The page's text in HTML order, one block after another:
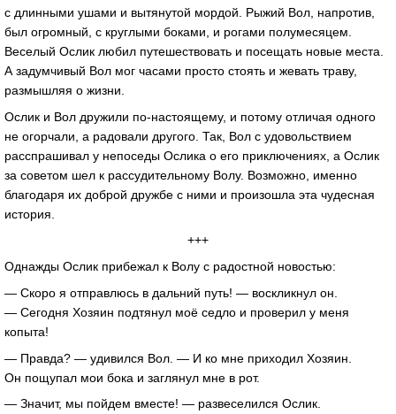
с длинными ушами и вытянутой мордой. Рыжий Вол, напротив,
был огромный, с круглыми боками, и рогами полумесяцем.
Веселый Ослик любил путешествовать и посещать новые места.
А задумчивый Вол мог часами просто стоять и жевать траву,
размышляя о жизни.
Ослик и Вол дружили по-настоящему, и потому отличая одного
не огорчали, а радовали другого. Так, Вол с удовольствием
расспрашивал у непоседы Ослика о его приключениях, а Ослик
за советом шел к рассудительному Волу. Возможно, именно
благодаря их доброй дружбе с ними и произошла эта чудесная
история.
+++
Однажды Ослик прибежал к Волу с радостной новостью:
— Скоро я отправлюсь в дальний путь! — воскликнул он.
— Сегодня Хозяин подтянул моё седло и проверил у меня
копыта!
— Правда? — удивился Вол. — И ко мне приходил Хозяин.
Он пощупал мои бока и заглянул мне в рот.
— Значит, мы пойдем вместе! — развеселился Ослик.